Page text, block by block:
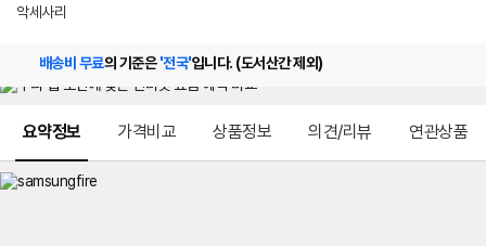
악세사리
배송비 무료의 기준은'전국'입니다. (도서산간 제외)
요약정보 가격비교 상품정보 의견/리뷰 연관상품